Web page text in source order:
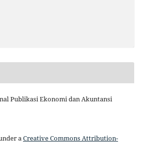
Publikasi Ekonomi dan Akuntansi
aCreative Commons Attribution-